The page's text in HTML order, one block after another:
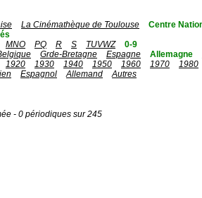
La Cinémathèque de Toulouse
Centre
MNO PQ R S TUVWZ
0-9
Grde-Bretagne Espagne Allemagne
1920 1930 1940 1950 1960 1970 1980
Espagnol Allemand
Autres
- 0 périodiques sur 245